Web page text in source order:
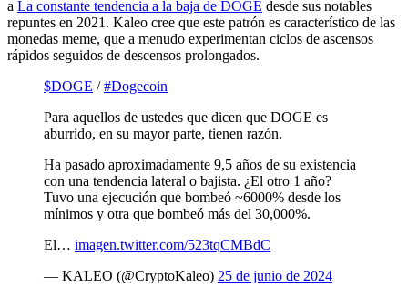
a La constante tendencia a la baja de DOGE desde sus notables
repuntes en 2021. Kaleo cree que este patrón es característico de las
monedas meme, que a menudo experimentan ciclos de ascensos
rápidos seguidos de descensos prolongados.
$DOGE /#Dogecoin
Para aquellos de ustedes que dicen que DOGE es
aburrido, en su mayor parte, tienen razón.
Ha pasado aproximadamente 9,5 años de su existencia
con una tendencia lateral o bajista. ¿El otro 1 año?
Tuvo una ejecución que bombeó ~6000% desde los
mínimos y otra que bombeó más del 30,000%.
El… imagen.twitter.com/523tqCMBdC
— KALEO (@CryptoKaleo) 25 de junio de 2024